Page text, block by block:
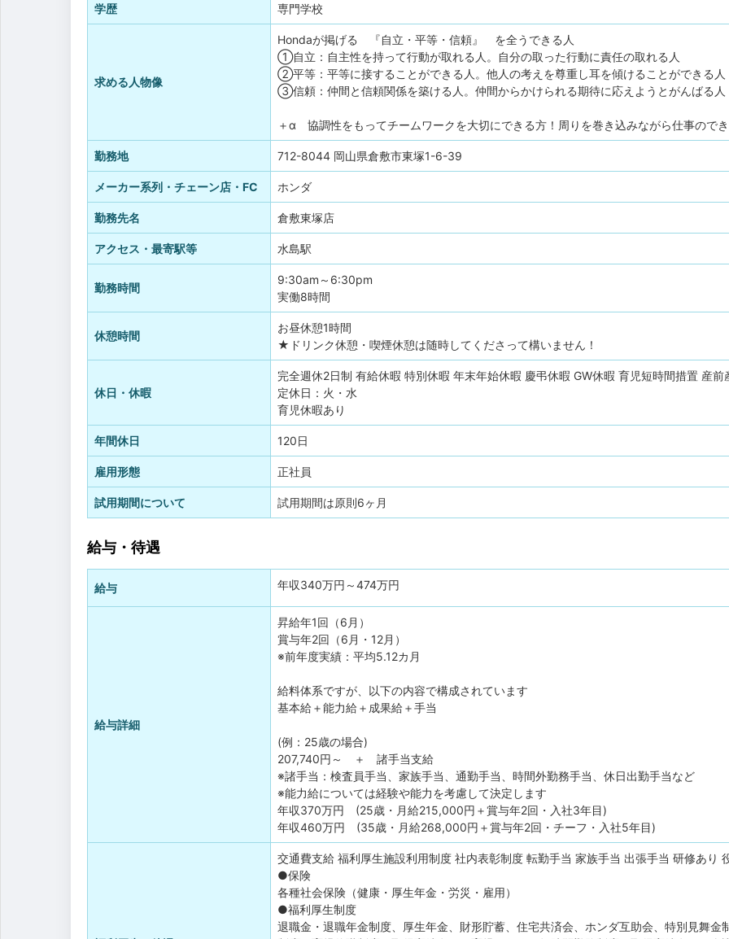
学歴 専門学校
求める人物像
Hondaが掲げる 『自立・平等・信頼』 を全うできる人
①自立：自主性を持って行動が取れる人。自分の取った行動に責任の取れる人
②平等：平等に接することができる人。他人の考えを尊重し耳を傾けることができる人
③信頼：仲間と信頼関係を築ける人。仲間からかけられる期待に応えようとがんばる人
＋α 協調性をもってチームワークを大切にできる方！周りを巻き込みながら仕事ので
勤務地 712-8044 岡山県倉敷市東塚1-6-39
メーカー系列・チェーン店・FC ホンダ
勤務先名 倉敷東塚店
アクセス・最寄駅等 水島駅
勤務時間
9:30am～6:30pm
実働8時間
休憩時間
お昼休憩1時間
★ドリンク休憩・喫煙休憩は随時してくださって構いません！
休日・休暇
完全週休2日制 有給休暇 特別休暇 年末年始休暇 慶弔休暇 GW休暇 育児短時間措置 産前
定休日：火・水
育児休暇あり
年間休日 120日
雇用形態 正社員
試用期間について 試用期間は原則6ヶ月
給与・待遇
給与 年収340万円 ～474万円
給与詳細
昇給年1回（6月）
賞与年2回（6月・12月）
※前年度実績：平均5.12カ月
給料体系ですが、以下の内容で構成されています
基本給＋能力給＋成果給＋手当
(例：25歳の場合)
207,740円～ ＋ 諸手当支給
※諸手当：検査員手当、家族手当、通勤手当、時間外勤務手当、休日出勤手当など
※能力給については経験や能力を考慮して決定します
年収370万円 (25歳・月給215,000円＋賞与年2回・入社3年目)
年収460万円 (35歳・月給268,000円＋賞与年2回・チーフ・入社5年目)
交通費支給 福利厚生施設利用制度 社内表彰制度 転勤手当 家族手当 出張手当 研修あり
●保険
各種社会保険（健康・厚生年金・労災・雇用）
●福利厚生制度
退職金・退職年金制度、厚生年金、財形貯蓄、住宅共済会、ホンダ互助会、特別見舞